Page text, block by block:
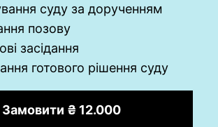
суду за дорученням
позову
засідання
готового рішення суду
Замовити ₴ 12.000